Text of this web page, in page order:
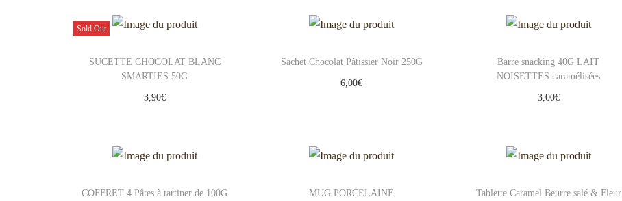
Sold Out
SUCETTE CHOCOLAT BLANC
SMARTIES 50G
3,90€
Add to Wishlist
Sachet Chocolat Pâtissier Noir 250G
6,00€
Barre snacking 40G LAIT
NOISETTES caramélisées
3,00€
Add to Wishlist
COFFRET 4 Pâtes à tartiner de 100G MUG PORCELAINE
Tablette Caramel Beurre salé & Fleur